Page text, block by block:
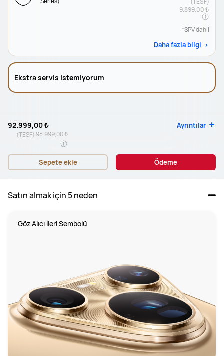
(TESF)
9.899,00 ₺
*SPV dahil
Daha fazla bilgi
Ekstra servis istemiyorum
92.999,00 ₺ Ayrıntılar
(TESF) 98.999,00 ₺
Sepete ekle Ödeme
Satın almak için 5 neden
Göz Alıcı İleri Sembolü